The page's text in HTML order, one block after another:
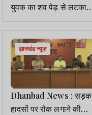
युवक का शव पेड़ से लटका
मिला, परिजनों ने जताई हत्या
की आशंका
झारखंड न्यूज़
Dhanbad News : सड़क
हादसों पर रोक लगाने की